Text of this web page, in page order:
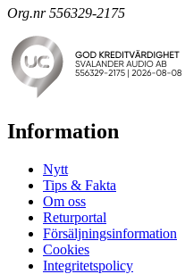
Org.nr 556329-2175
Information
Nytt
Tips & Fakta
Om oss
Returportal
Försäljningsinformation
Cookies
Integritetspolicy